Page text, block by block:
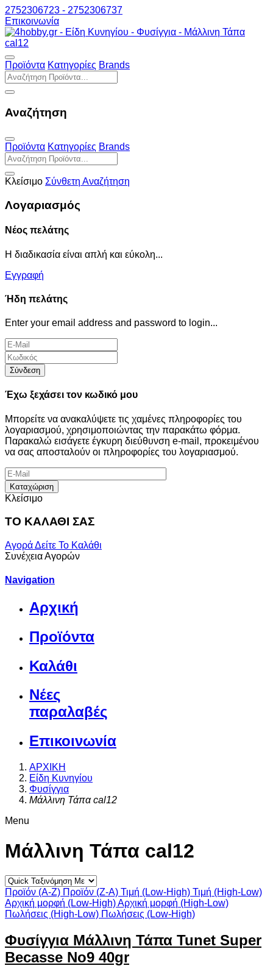
2752306723 - 2752306737
Επικοινωνία
Προϊόντα Κατηγορίες Brands
Αναζήτηση
Προϊόντα Κατηγορίες Brands
Κλείσιμο Σύνθετη Αναζήτηση
Λογαριασμός
Νέος πελάτης
Η διαδικασία είναι απλή και εύκολη...
Εγγραφή
Ήδη πελάτης
Enter your email address and password to login...
Σύνδεση
Έχω ξεχάσει τον κωδικό μου
Μπορείτε να ανακαλύψετε τις χαμένες πληροφορίες του
λογαριασμού, χρησιμοποιώντας την παρακάτω φόρμα.
Παρακαλώ εισάγετε έγκυρη διεύθυνση e-mail, προκειμένου
να σας αποσταλούν οι πληροφορίες του λογαριασμού.
Καταχώριση
Κλείσιμο
ΤΟ ΚΑΛΑΘΙ ΣΑΣ
ΑγοράΔείτε Το Καλάθι
Συνέχεια Αγορών
Navigation
Αρχική
Προϊόντα
Καλάθι
Νέες
παραλαβές
Επικοινωνία
ΑΡΧΙΚΗ
Είδη Κυνηγίου
Φυσίγγια
Μάλλινη Τάπα cal12
Menu
Μάλλινη Τάπα cal12
Προϊόν (A-Z) Προϊόν (Z-A) Τιμή (Low-High) Τιμή (High-Low)
Αρχική μορφή (Low-High)Αρχική μορφή (High-Low)
Πωλήσεις (High-Low) Πωλήσεις (Low-High)
Φυσίγγια Μάλλινη Τάπα Tunet Super
Becasse Νο9 40gr